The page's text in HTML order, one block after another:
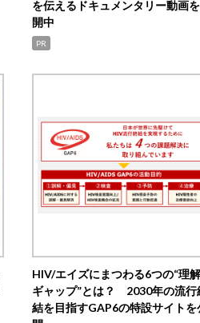
を伝えるドキュメンタリー動画
開中
PR
HIV/エイズにまつわる6つの“理
ギャップ”とは？ 2030年の流行
結を目指すGAP6の特設サイトを